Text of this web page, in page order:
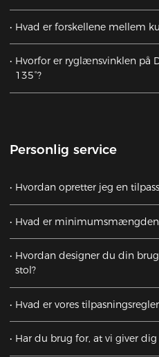
Hvad er forskellene mellem
Hvorfor er ryglænsvinklen på
135°?
Personlig service
Hvordan opretter jeg en
Hvad er minimumsmængden
Hvordan designer du din
stol?
Hvad er vores
Har du brug for, at vi giver dig